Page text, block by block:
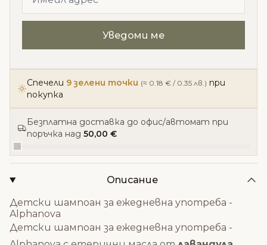
Спечели 9 зелени точки (≈ 0.18 € / 0.35 лв.) при
покупка
Безплатна доставка до офис/автомат при
поръчка над 50,00 €
Описание
Детски шампоан за ежедневна употреба -
Alphanova
Детски шампоан за ежедневна употреба -